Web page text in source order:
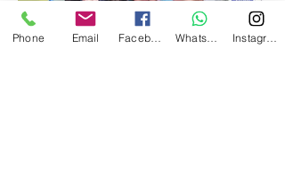
Phone Email